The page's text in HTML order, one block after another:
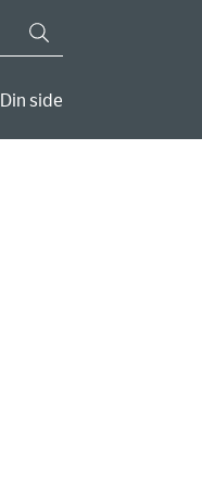
Din side